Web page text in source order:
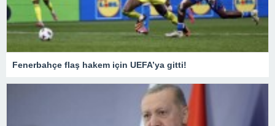
Fenerbahçe flaş hakem için UEFA’ya gitti!